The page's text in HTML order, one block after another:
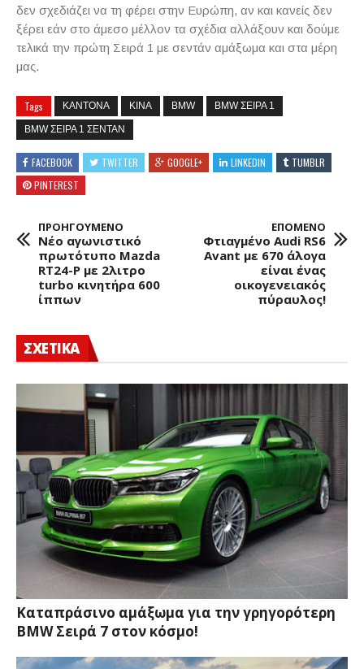
δεν σχεδιάζει να τη φέρει στην Ευρώπη, αν και κανείς δεν
ξέρει εάν στο άμεσο μέλλον τα σχέδια αλλάξουν και δούμε
τελικά την πρώτη Σειρά 1 με σεντάν αμάξωμα και στα μέρη
μας.
Tags ΚΑΝΤΟΝΑ ΚΙΝΑ BMW BMW ΣΕΙΡΑ 1
BMW ΣΕΙΡΑ 1 ΣΕΝΤΑΝ
FACEBOOK TWITTER GOOGLE+ LINKEDIN
TUMBLR
PINTEREST
ΠΡΟΗΓΟΥΜΕΝΟ
Νέο αγωνιστικό
πρωτότυπο Mazda
RT24-P με 2λιτρο
turbo κινητήρα 600
ίππων
ΕΠΟΜΕΝΟ
Φτιαγμένο Audi RS6
Avant με 670 άλογα
είναι ένας
οικογενειακός
πύραυλος!
ΣΧΕΤΙΚΑ
Καταπράσινο αμάξωμα για την γρηγορότερη
BMW Σειρά 7 στον κόσμο!